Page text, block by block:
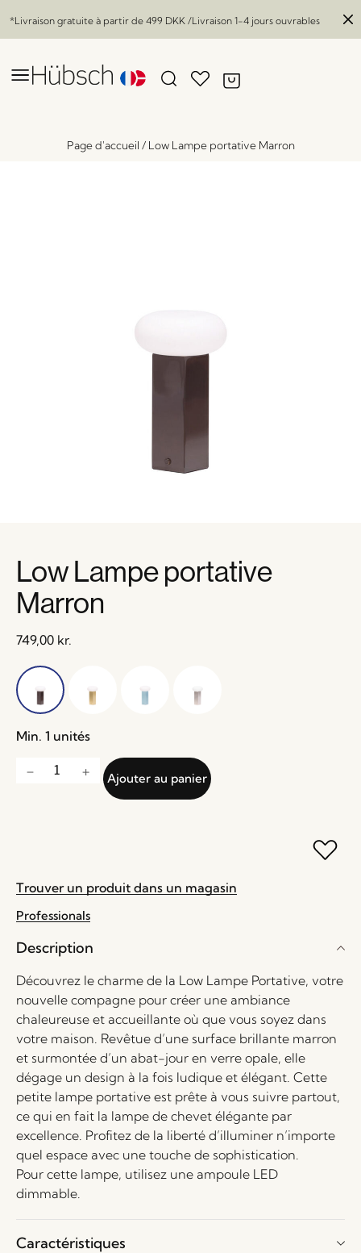
*Livraison gratuite à partir de 499 DKK /Livraison 1-4 jours ouvrables
Page d'accueil / Low Lampe portative Marron
Low Lampe portative
Marron
749,00 kr.
Min. 1 unités
Ajouter au panier
Trouver un produit dans un magasin
Professionals
Description
Découvrez le charme de la Low Lampe Portative, votre
nouvelle compagne pour créer une ambiance
chaleureuse et accueillante où que vous soyez dans
votre maison. Revêtue d’une surface brillante marron
et surmontée d’un abat-jour en verre opale, elle
dégage un design à la fois ludique et élégant. Cette
petite lampe portative est prête à vous suivre partout,
ce qui en fait la lampe de chevet élégante par
excellence. Profitez de la liberté d’illuminer n’importe
quel espace avec une touche de sophistication.
Pour cette lampe, utilisez une ampoule LED
dimmable.
Caractéristiques